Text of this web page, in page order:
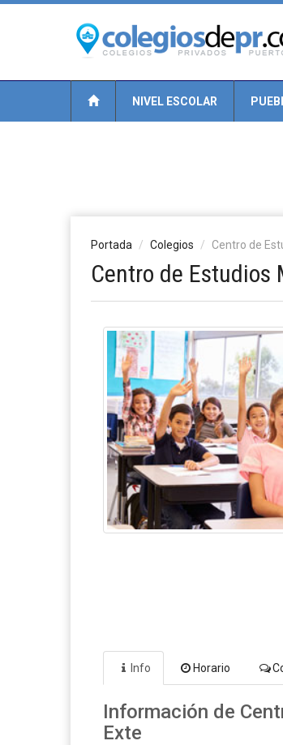
NIVEL ESCOLAR
Portada Colegios Centro de
Centro de
Info Horario
Información de
Exte